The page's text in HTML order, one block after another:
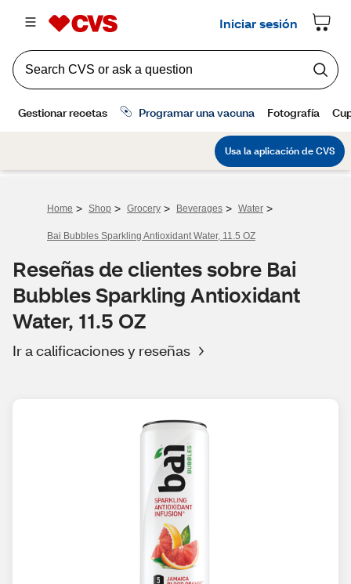
Home > Shop > Grocery > Beverages > Water >
Bai Bubbles Sparkling Antioxidant Water, 11.5 OZ
Reseñas de clientes sobre Bai
Bubbles Sparkling Antioxidant
Water, 11.5 OZ
Ir a calificaciones y reseñas